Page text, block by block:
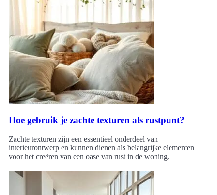
Hoe gebruik je zachte texturen als rustpunt?
Zachte texturen zijn een essentieel onderdeel van
interieurontwerp en kunnen dienen als belangrijke elementen
voor het creëren van een oase van rust in de woning.